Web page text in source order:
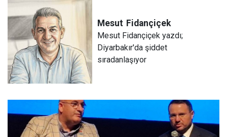
Mesut Fidançiçek
Mesut Fidançiçek yazdı;
Diyarbakır'da şiddet
sıradanlaşıyor